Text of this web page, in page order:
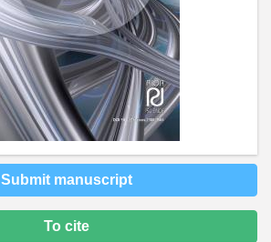
Submit manuscript
To cite